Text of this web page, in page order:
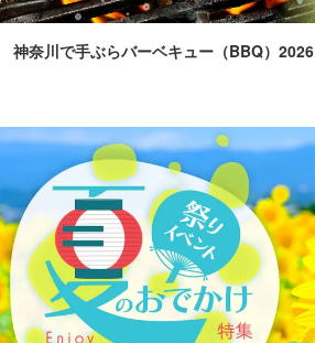
神奈川で手ぶらバーベキュー（BBQ）2026